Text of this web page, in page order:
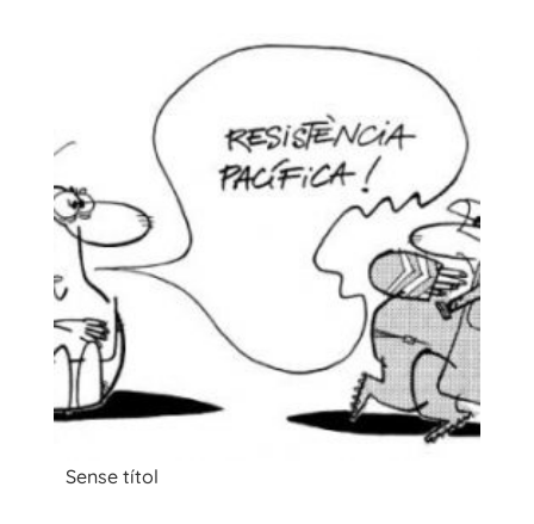
Sense títol